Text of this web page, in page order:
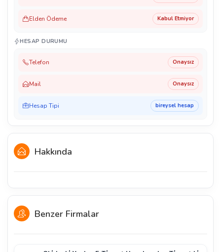
Elden Ödeme Kabul Etmiyor
HESAP DURUMU
Telefon Onaysız
Mail Onaysız
Hesap Tipi bireysel hesap
Hakkında
Benzer Firmalar